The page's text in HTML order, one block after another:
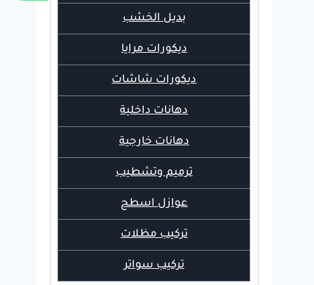
بديل الخشب
ديكورات مرايا
ديكورات شاشات
دهانات داخلية
دهانات خارجية
ترميم وتشطيب
عوازل اسطح
تركيب مظلات
تركيب سواتر